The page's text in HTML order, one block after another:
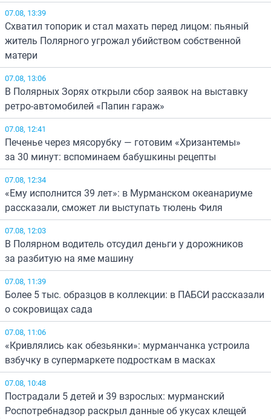
07.08, 13:39
Схватил топорик и стал махать перед лицом: пьяный
житель Полярного угрожал убийством собственной
матери
07.08, 13:06
В Полярных Зорях открыли сбор заявок на выставку
ретро-автомобилей «Папин гараж»
07.08, 12:41
Печенье через мясорубку — готовим «Хризантемы»
за 30 минут: вспоминаем бабушкины рецепты
07.08, 12:34
«Ему исполнится 39 лет»: в Мурманском океанариуме
рассказали, сможет ли выступать тюлень Филя
07.08, 12:03
В Полярном водитель отсудил деньги у дорожников
за разбитую на яме машину
07.08, 11:39
Более 5 тыс. образцов в коллекции: в ПАБСИ рассказали
о сокровищах сада
07.08, 11:06
«Кривлялись как обезьянки»: мурманчанка устроила
взбучку в супермаркете подросткам в масках
07.08, 10:48
Пострадали 5 детей и 39 взрослых: мурманский
Роспотребнадзор раскрыл данные об укусах клещей